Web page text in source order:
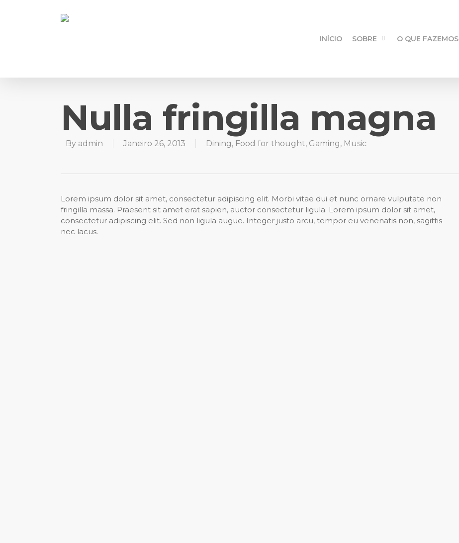
INÍCIO SOBRE O QUE FAZEMOS
Nulla fringilla magna
By admin Janeiro 26, 2013 Dining, Food for thought, Gaming, Music
Lorem ipsum dolor sit amet, consectetur adipiscing elit. Morbi vitae dui et nunc ornare vulputate non
fringilla massa. Praesent sit amet erat sapien, auctor consectetur ligula. Lorem ipsum dolor sit amet,
consectetur adipiscing elit. Sed non ligula augue. Integer justo arcu, tempor eu venenatis non, sagittis
nec lacus.